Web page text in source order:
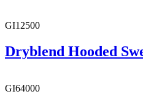
GI12500
Dryblend Hooded
GI64000